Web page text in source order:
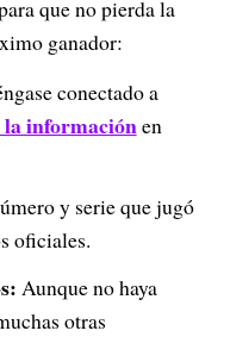
que no pierda la
ganador:
conectado a
informaciónen
y serie que jugó
oficiales.
Aunque no haya
otras